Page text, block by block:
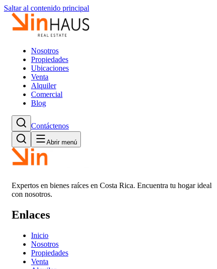
Saltar al contenido principal
Nosotros
Propiedades
Ubicaciones
Venta
Alquiler
Comercial
Blog
Contáctenos
Abrir menú
Expertos en bienes raíces en Costa Rica. Encuentra tu hogar ideal
con nosotros.
Enlaces
Inicio
Nosotros
Propiedades
Venta